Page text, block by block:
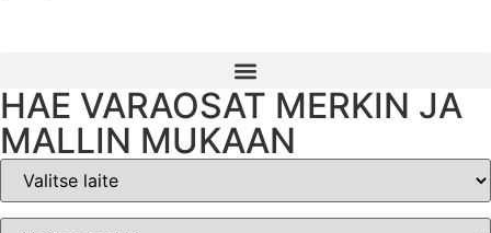
HAE VARAOSAT MERKIN JA
MALLIN MUKAAN